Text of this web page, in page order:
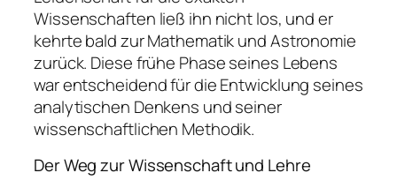
Wissenschaften ließ ihn nicht los, und er
kehrte bald zur Mathematik und Astronomie
zurück. Diese frühe Phase seines Lebens
war entscheidend für die Entwicklung seines
analytischen Denkens und seiner
wissenschaftlichen Methodik.
Der Weg zur Wissenschaft und Lehre